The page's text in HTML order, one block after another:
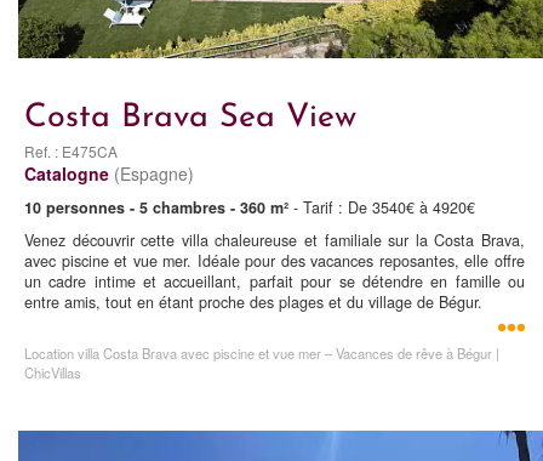
Costa Brava Sea View
Ref. : E475CA
Catalogne (Espagne)
10 personnes - 5 chambres - 360 m² - Tarif : De 3540€ à 4920€
Venez découvrir cette villa chaleureuse et familiale sur la Costa Brava,
avec piscine et vue mer. Idéale pour des vacances reposantes, elle offre
un cadre intime et accueillant, parfait pour se détendre en famille ou
entre amis, tout en étant proche des plages et du village de Bégur.
Location villa Costa Brava avec piscine et vue mer – Vacances de rêve à Bégur |
ChicVillas